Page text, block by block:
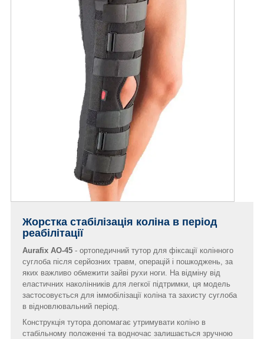
Жорстка стабілізація коліна в період
реабілітації
Aurafix AO-45 - ортопедичний тутор для фіксації колінного
суглоба після серйозних травм, операцій і пошкоджень, за
яких важливо обмежити зайві рухи ноги. На відміну від
еластичних наколінників для легкої підтримки, ця модель
застосовується для іммобілізації коліна та захисту суглоба
в відновлювальний період.
Конструкція тутора допомагає утримувати коліно в
стабільному положенні та водночас залишається зручною